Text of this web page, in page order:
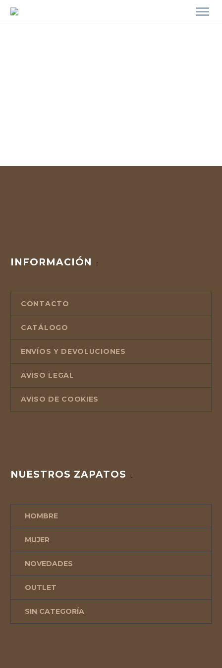
INFORMACIÓN
CONTACTO
CATÁLOGO
ENVÍOS Y DEVOLUCIONES
AVISO LEGAL
AVISO DE COOKIES
NUESTROS ZAPATOS
HOMBRE
MUJER
NOVEDADES
OUTLET
SIN CATEGORÍA